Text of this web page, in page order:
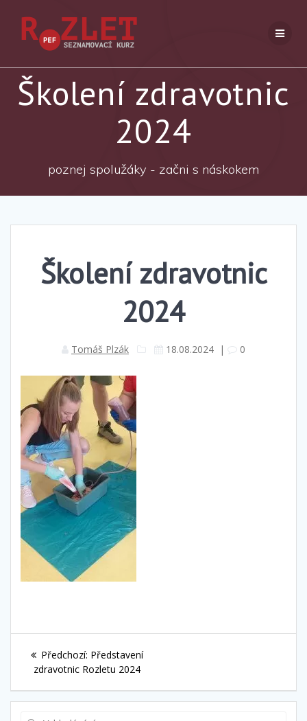
Školení zdravotnic
2024
poznej spolužáky - začni s náskokem
Školení zdravotnic
2024
Tomáš Plzák 18.08.2024 | 0
Navigace
pro
příspěvek
Předchozí: Předchozí
příspěvek:
Představení
zdravotnic Rozletu 2024